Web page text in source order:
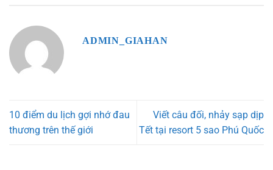
ADMIN_GIAHAN
10 điểm du lịch gợi nhớ đau
thương trên thế giới
Viết câu đối, nhảy sạp dịp
Tết tại resort 5 sao Phú Quốc